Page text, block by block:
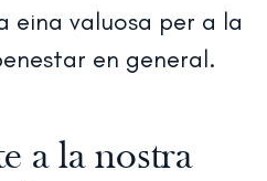
eina valuosa per a la
en general.
a la nostra